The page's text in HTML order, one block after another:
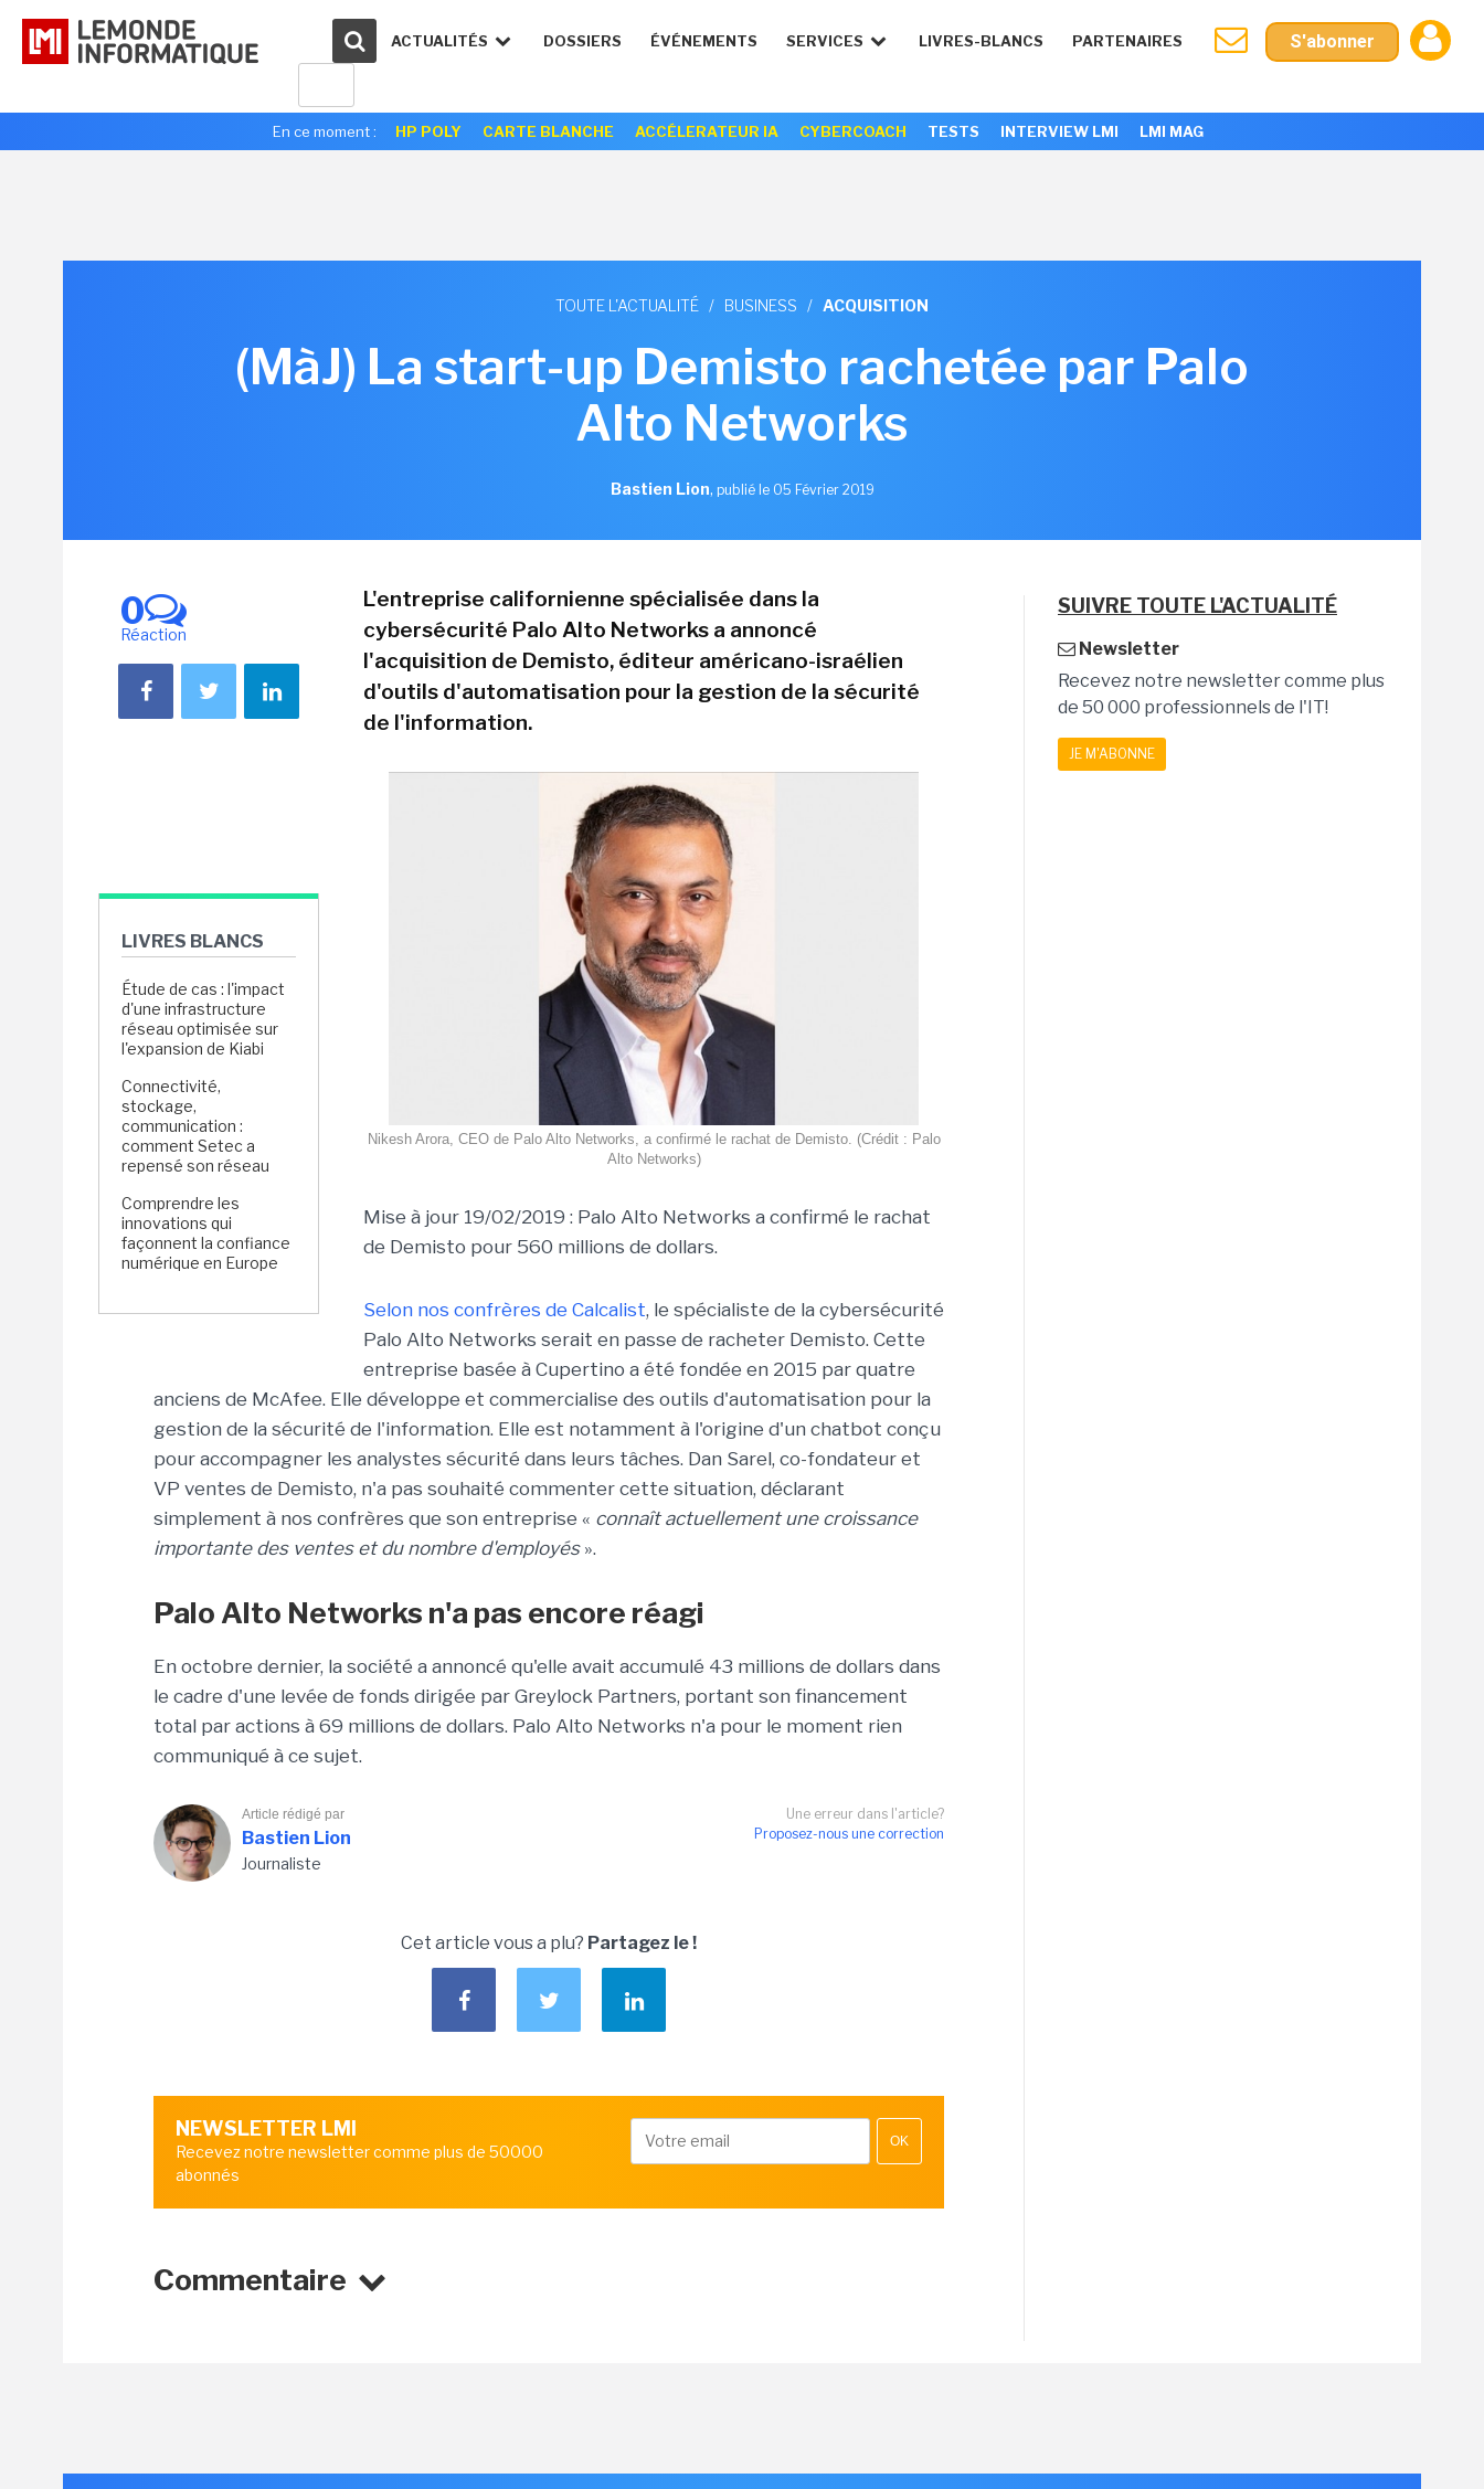
ACTUALITÉS DOSSIERS ÉVÉNEMENTS SERVICES LIVRES-BLANCS PARTENAIRES S'abonner
En ce moment : HP POLY CARTE BLANCHE ACCÉLERATEUR IA CYBERCOACH TESTS INTERVIEW LMI LMI MAG
TOUTE L'ACTUALITÉ / BUSINESS / ACQUISITION
(MàJ) La start-up Demisto rachetée par Palo
Alto Networks
Bastien Lion, publié le 05 Février 2019
0
Réaction
LIVRES BLANCS
Étude de cas : l'impact
d'une infrastructure
réseau optimisée sur
l'expansion de Kiabi
Connectivité,
stockage,
communication :
comment Setec a
repensé son réseau
Comprendre les
innovations qui
façonnent la confiance
numérique en Europe
L'entreprise californienne spécialisée dans la
cybersécurité Palo Alto Networks a annoncé
l'acquisition de Demisto, éditeur américano-israélien
d'outils d'automatisation pour la gestion de la sécurité
de l'information.
Nikesh Arora, CEO de Palo Alto Networks, a confirmé le rachat de Demisto. (Crédit : Palo
Alto Networks)
Mise à jour 19/02/2019 : Palo Alto Networks a confirmé le rachat
de Demisto pour 560 millions de dollars.
Selon nos confrères de Calcalist, le spécialiste de la cybersécurité
Palo Alto Networks serait en passe de racheter Demisto. Cette
entreprise basée à Cupertino a été fondée en 2015 par quatre
anciens de McAfee. Elle développe et commercialise des outils d'automatisation pour la
gestion de la sécurité de l'information. Elle est notamment à l'origine d'un chatbot conçu
pour accompagner les analystes sécurité dans leurs tâches. Dan Sarel, co-fondateur et
VP ventes de Demisto, n'a pas souhaité commenter cette situation, déclarant
simplement à nos confrères que son entreprise « connaît actuellement une croissance
importante des ventes et du nombre d'employés».
Palo Alto Networks n'a pas encore réagi
En octobre dernier, la société a annoncé qu'elle avait accumulé 43 millions de dollars dans
le cadre d'une levée de fonds dirigée par Greylock Partners, portant son financement
total par actions à 69 millions de dollars. Palo Alto Networks n'a pour le moment rien
communiqué à ce sujet.
Une erreur dans l'article?
Proposez-nous une correction
Article rédigé par
Bastien Lion
Journaliste
Cet article vous a plu? Partagez le !
NEWSLETTER LMI
Recevez notre newsletter comme plus de 50000
abonnés
OK
Commentaire
SUIVRE TOUTE L'ACTUALITÉ
Newsletter
Recevez notre newsletter comme plus
de 50 000 professionnels de l'IT!
JE M'ABONNE